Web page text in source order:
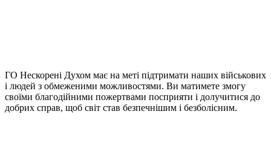
ГО Нескорені Духом має на меті підтримати наших військових
і людей з обмеженими можливостями. Ви матимете змогу
своїми благодійними пожертвами посприяти і долучитися до
добрих справ, щоб світ став безпечнішим і безболісним.